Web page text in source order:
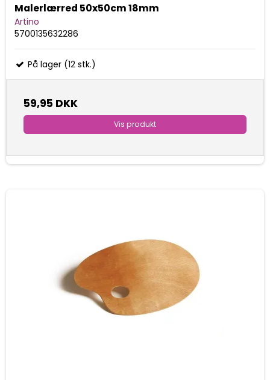
Malerlærred 50x50cm 18mm
Artino
5700135632286
På lager (12 stk.)
59,95 DKK
Vis produkt